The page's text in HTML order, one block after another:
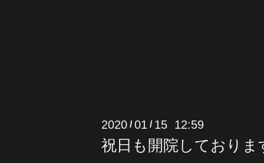
2020 /01 / 15 12:59
祝日も開院しておりま